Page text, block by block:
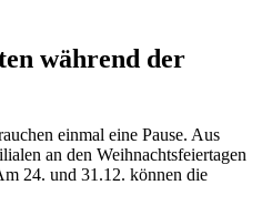
während der
einmal eine Pause. Aus
an den Weihnachtsfeiertagen
24. und 31.12. können die